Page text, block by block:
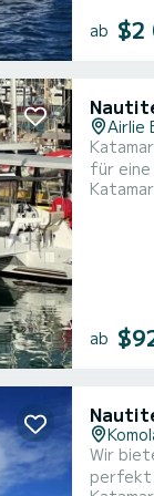
ab $2
Airlie
für eine
Platz
ab
Wir
perfekt